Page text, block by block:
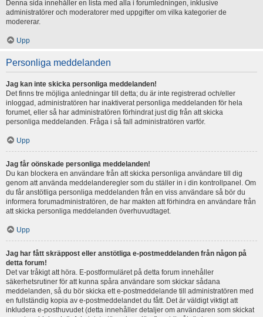
Denna sida innehåller en lista med alla i forumledningen, inklusive
administratörer och moderatorer med uppgifter om vilka kategorier de
modererar.
Upp
Personliga meddelanden
Jag kan inte skicka personliga meddelanden!
Det finns tre möjliga anledningar till detta; du är inte registrerad och/eller
inloggad, administratören har inaktiverat personliga meddelanden för hela
forumet, eller så har administratören förhindrat just dig från att skicka
personliga meddelanden. Fråga i så fall administratören varför.
Upp
Jag får oönskade personliga meddelanden!
Du kan blockera en användare från att skicka personliga användare till dig
genom att använda meddelanderegler som du ställer in i din kontrollpanel. Om
du får anstötliga personliga meddelanden från en viss användare så bör du
informera forumadministratören, de har makten att förhindra en användare från
att skicka personliga meddelanden överhuvudtaget.
Upp
Jag har fått skräppost eller anstötliga e-postmeddelanden från någon på
detta forum!
Det var tråkigt att höra. E-postformuläret på detta forum innehåller
säkerhetsrutiner för att kunna spåra användare som skickar sådana
meddelanden, så du bör skicka ett e-postmeddelande till administratören med
en fullständig kopia av e-postmeddelandet du fått. Det är väldigt viktigt att
inkludera e-posthuvudet (detta innehåller detaljer om användaren som skickat